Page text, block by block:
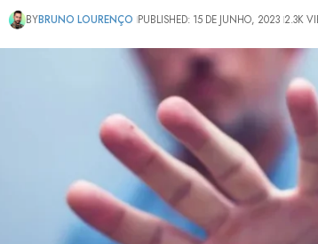
BYBRUNO LOURENÇO PUBLISHED: 15 DE JUNHO, 2023 2.3K